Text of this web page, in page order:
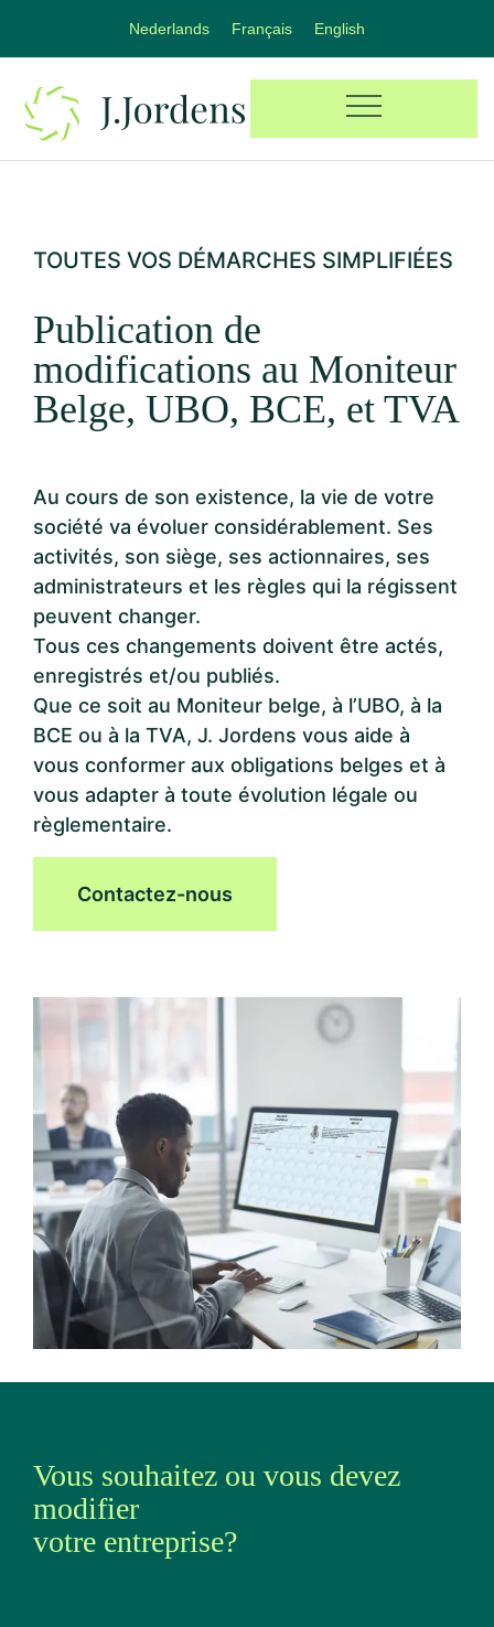
Nederlands Français English
TOUTES VOS DÉMARCHES SIMPLIFIÉES
Publication de
modifications au Moniteur
Belge, UBO, BCE, et TVA
Au cours de son existence, la vie de votre
société va évoluer considérablement. Ses
activités, son siège, ses actionnaires, ses
administrateurs et les règles qui la régissent
peuvent changer.
Tous ces changements doivent être actés,
enregistrés et/ou publiés.
Que ce soit au Moniteur belge, à l’UBO, à la
BCE ou à la TVA, J. Jordens vous aide à
vous conformer aux obligations belges et à
vous adapter à toute évolution légale ou
règlementaire.
Contactez-nous
Vous souhaitez ou vous devez
modifier
votre entreprise?